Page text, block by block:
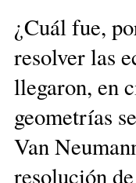
¿Cuál fue,
resolver las
llegaron, en
geometrías
Van
resolución